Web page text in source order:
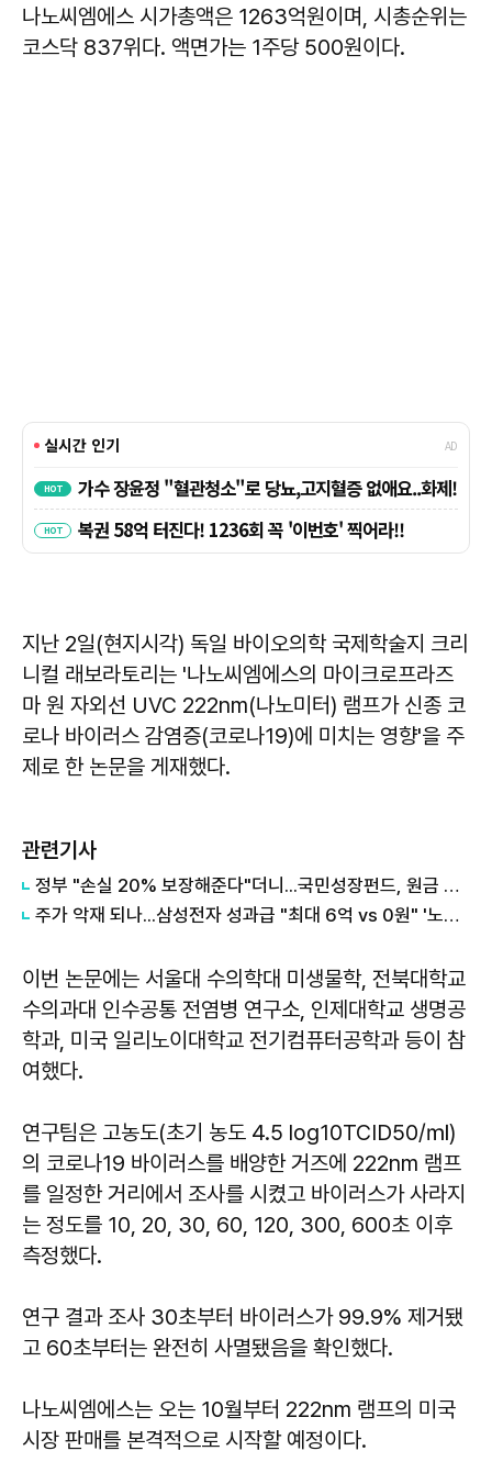
나노씨엠에스 시가총액은 1263억원이며, 시총순위는
코스닥 837위다. 액면가는 1주당 500원이다.
지난 2일(현지시각) 독일 바이오의학 국제학술지 크리
니컬 래보라토리는 '나노씨엠에스의 마이크로프라즈
마 원 자외선 UVC 222nm(나노미터) 램프가 신종 코
로나 바이러스 감염증(코로나19)에 미치는 영향'을 주
제로 한 논문을 게재했다.
관련기사
정부 "손실 20% 보장해준다"더니...국민성장펀드, 원금 손실 시작됐다
주가 악재 되나...삼성전자 성과급 "최대 6억 vs 0원" '노노갈등' 터진 이유
이번 논문에는 서울대 수의학대 미생물학, 전북대학교
수의과대 인수공통 전염병 연구소, 인제대학교 생명공
학과, 미국 일리노이대학교 전기컴퓨터공학과 등이 참
여했다.
연구팀은 고농도(초기 농도 4.5 log10TCID50/㎖)
의 코로나19 바이러스를 배양한 거즈에 222nm 램프
를 일정한 거리에서 조사를 시켰고 바이러스가 사라지
는 정도를 10, 20, 30, 60, 120, 300, 600초 이후
측정했다.
연구 결과 조사 30초부터 바이러스가 99.9% 제거됐
고 60초부터는 완전히 사멸됐음을 확인했다.
나노씨엠에스는 오는 10월부터 222nm 램프의 미국
시장 판매를 본격적으로 시작할 예정이다.